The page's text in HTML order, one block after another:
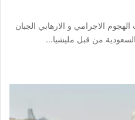
الهجوم الاجرامي و الارهابي الجبان
من قبل مليشيا…